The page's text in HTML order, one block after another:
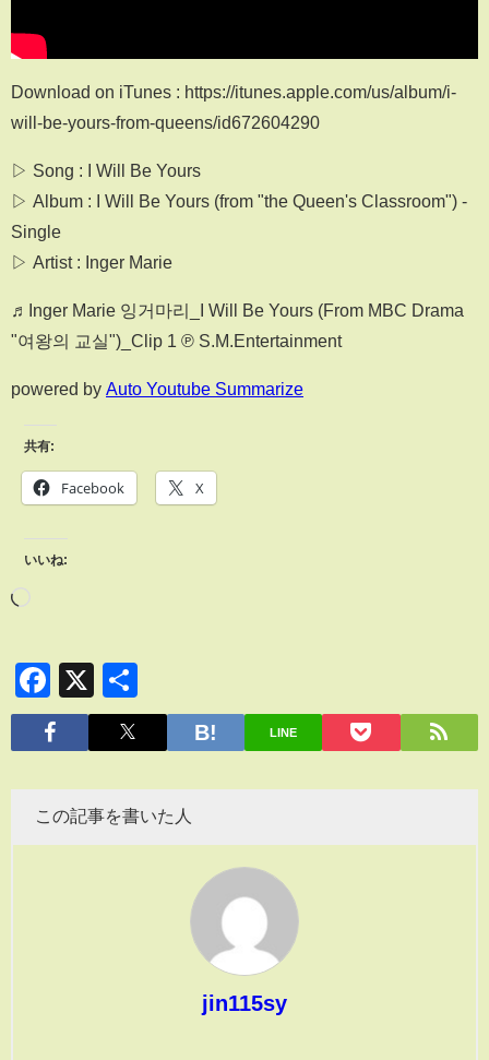
Download on iTunes : https://itunes.apple.com/us/album/i-
will-be-yours-from-queens/id672604290
▷ Song : I Will Be Yours
▷ Album : I Will Be Yours (from "the Queen's Classroom") -
Single
▷ Artist : Inger Marie
♬Inger Marie 잉거마리_I Will Be Yours (From MBC Drama
"여왕의 교실")_Clip 1 ℗ S.M.Entertainment
powered by Auto Youtube Summarize
共有:
Facebook X
いいね:
Facebook
X
有
LINE
この記事を書いた人
jin115sy